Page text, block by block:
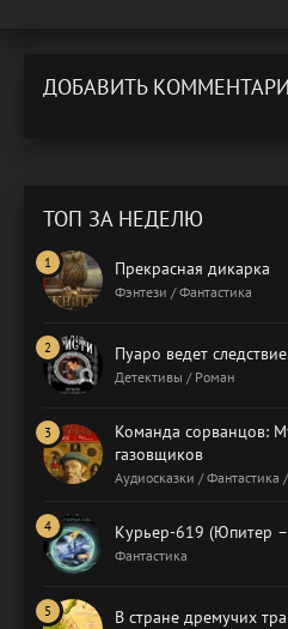
ДОБАВИТЬ
ТОП ЗА НЕДЕЛЮ
Прекрасная дикарка
Фэнтези / Фантастика
Пуаро ведет
Детективы / Роман
Команда сорванцов:
газовщиков
Аудиосказки / Фантастика
Курьер-619 (Юпитер
Фантастика
В стране дремучих